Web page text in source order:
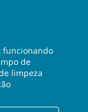
funcionando
de
limpeza